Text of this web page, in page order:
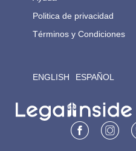
Politica de privacidad
Términos y Condiciones
ENGLISH ESPAÑOL